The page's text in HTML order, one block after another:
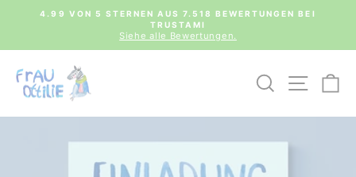
Pause
Diashow
4.99 VON 5 STERNEN AUS 7.518 BEWERTUNGEN BEI
TRUSTAMI
Siehe alle Bewertungen.
SUCHE